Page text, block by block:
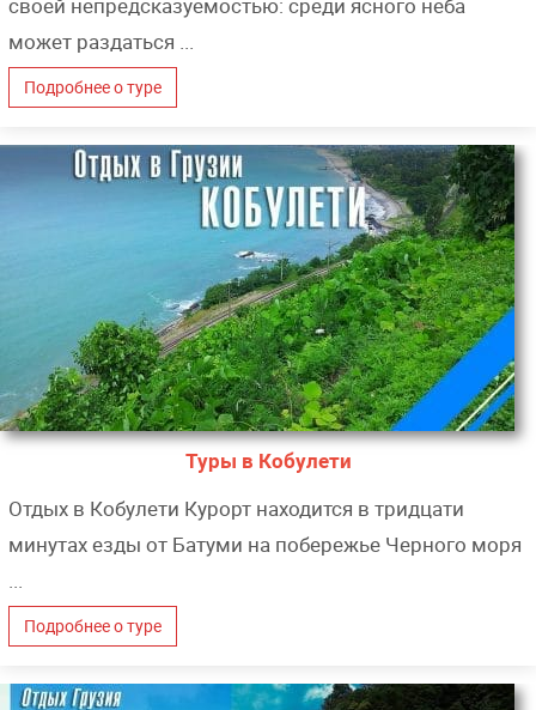
может раздаться ...
Подробнее о туре
Туры в Кобулети
Отдых в Кобулети Курорт находится в тридцати
минутах езды от Батуми на побережье Черного моря
...
Подробнее о туре